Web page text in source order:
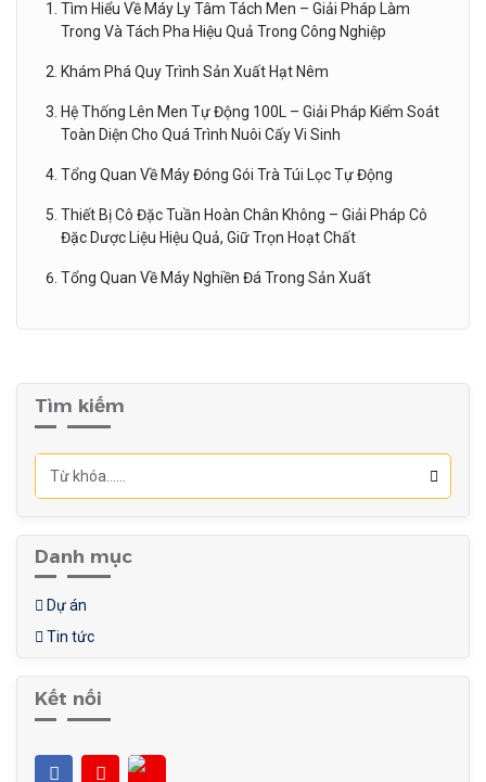
Tìm Hiểu Về Máy Ly Tâm Tách Men – Giải Pháp Làm
Trong Và Tách Pha Hiệu Quả Trong Công Nghiệp
Khám Phá Quy Trình Sản Xuất Hạt Nêm
Hệ Thống Lên Men Tự Động 100L – Giải Pháp Kiểm Soát
Toàn Diện Cho Quá Trình Nuôi Cấy Vi Sinh
Tổng Quan Về Máy Đóng Gói Trà Túi Lọc Tự Động
Thiết Bị Cô Đặc Tuần Hoàn Chân Không – Giải Pháp Cô
Đặc Dược Liệu Hiệu Quả, Giữ Trọn Hoạt Chất
Tổng Quan Về Máy Nghiền Đá Trong Sản Xuất
Tìm kiếm
Danh mục
Dự án
Tin tức
Kết nối